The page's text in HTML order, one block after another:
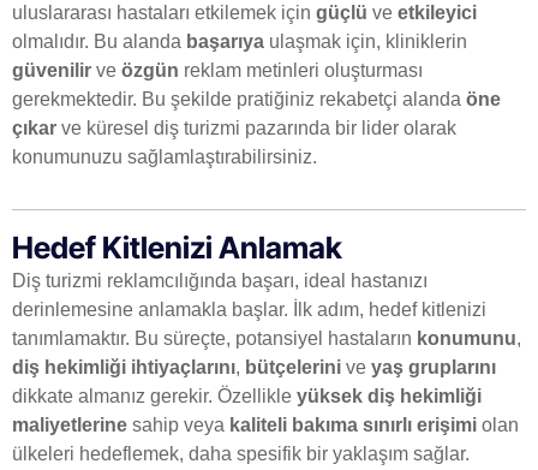
uluslararası hastaları etkilemek için güçlü ve etkileyici
olmalıdır. Bu alanda başarıya ulaşmak için, kliniklerin
güvenilir ve özgün reklam metinleri oluşturması
gerekmektedir. Bu şekilde pratiğiniz rekabetçi alanda öne
çıkar ve küresel diş turizmi pazarında bir lider olarak
konumunuzu sağlamlaştırabilirsiniz.
Hedef Kitlenizi Anlamak
Diş turizmi reklamcılığında başarı, ideal hastanızı
derinlemesine anlamakla başlar. İlk adım, hedef kitlenizi
tanımlamaktır. Bu süreçte, potansiyel hastaların konumunu,
diş hekimliği ihtiyaçlarını, bütçelerini ve yaş gruplarını
dikkate almanız gerekir. Özellikle yüksek diş hekimliği
maliyetlerine sahip veya kaliteli bakıma sınırlı erişimi olan
ülkeleri hedeflemek, daha spesifik bir yaklaşım sağlar.